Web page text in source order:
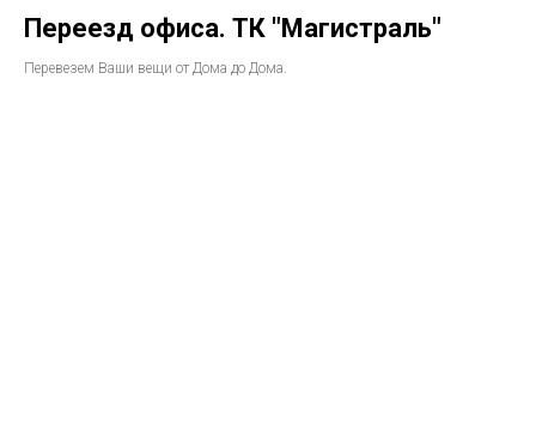
Переезд офиса. ТК "Магистраль"
Перевезем Ваши вещи от Дома до Дома.